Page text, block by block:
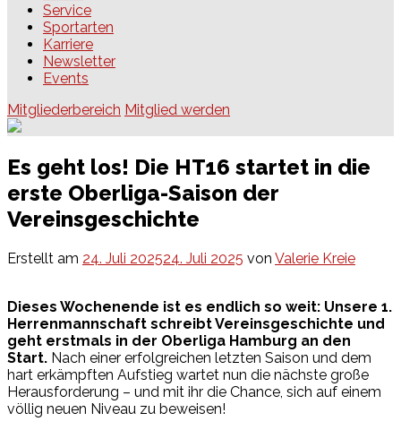
Service
Sportarten
Karriere
Newsletter
Events
Mitgliederbereich Mitglied werden
Es geht los! Die HT16 startet in die
erste Oberliga-Saison der
Vereinsgeschichte
Erstellt am 24. Juli 202524. Juli 2025 von Valerie Kreie
Dieses Wochenende ist es endlich so weit: Unsere 1.
Herrenmannschaft schreibt Vereinsgeschichte und
geht erstmals in der Oberliga Hamburg an den
Start. Nach einer erfolgreichen letzten Saison und dem
hart erkämpften Aufstieg wartet nun die nächste große
Herausforderung – und mit ihr die Chance, sich auf einem
völlig neuen Niveau zu beweisen!